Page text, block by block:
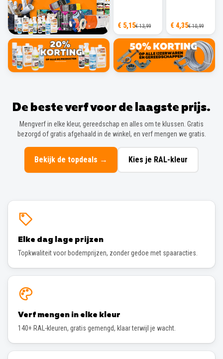
€ 5,15€ 13,99 € 4,35€ 10,99
De beste verf voor de laagste prijs.
Mengverf in elke kleur, gereedschap en alles om te klussen. Gratis
bezorgd of gratis afgehaald in de winkel, en verf mengen we gratis.
Bekijk de topdeals → Kies je RAL-kleur
Elke dag lage prijzen
Topkwaliteit voor bodemprijzen, zonder gedoe met spaaracties.
Verf mengen in elke kleur
140+ RAL-kleuren, gratis gemengd, klaar terwijl je wacht.